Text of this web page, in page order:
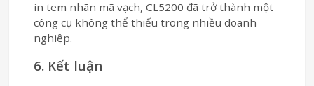
in tem nhãn mã vạch, CL5200 đã trở thành một
công cụ không thể thiếu trong nhiều doanh
nghiệp.
6. Kết luận